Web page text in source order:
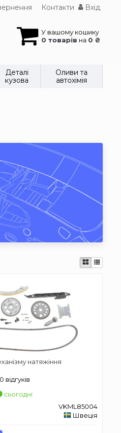
Контакти Вхід
У вашому кошику
0 товарів на 0 ₴
Деталі
кузова
Оливи та
автохімія
натяжіння
0 відгуків
сьогодні
VKML85004
Швеція